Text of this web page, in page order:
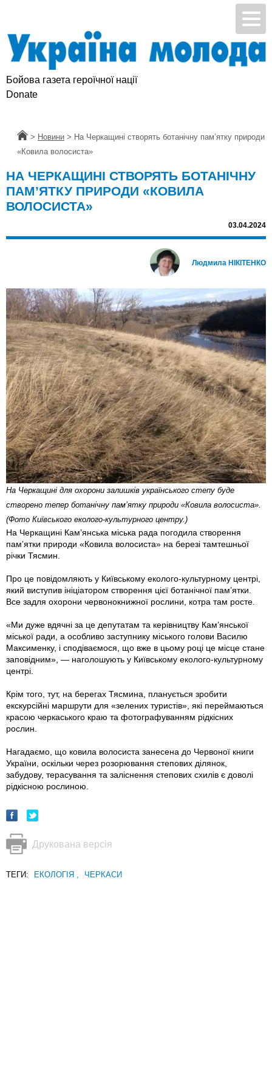
Бойова газета героїчної нації
Donate
Головна
> Новини > На Черкащині створять ботанічну пам’ятку природи
«Ковила волосиста»
НА ЧЕРКАЩИНІ СТВОРЯТЬ БОТАНІЧНУ
ПАМ’ЯТКУ ПРИРОДИ «КОВИЛА
ВОЛОСИСТА»
03.04.2024
Людмила НІКІТЕНКО
На Черкащині для охорони залишків українського степу буде
створено тепер ботанічну пам’ятку природи «Ковила волосиста».
(Фото Київського еколого-культурного центру.)
На Черкащині Кам’янська міська рада погодила створення
пам’ятки природи «Ковила волосиста» на березі тамтешньої
річки Тясмин.
Про це повідомляють у Київському еколого-культурному центрі,
який виступив ініціатором створення цієї ботанічної пам’ятки.
Все задля охорони червонокнижної рослини, котра там росте.
«Ми дуже вдячні за це депутатам та керівництву Кам’янської
міської ради, а особливо заступнику міського голови Василю
Максименку, і сподіваємося, що вже в цьому році це місце стане
заповідним», — наголошують у Київському еколого-культурному
центрі.
Крім того, тут, на берегах Тясмина, планується зробити
екскурсійні маршрути для «зелених туристів», які переймаються
красою черкаського краю та фотографуванням рідкісних
рослин.
Нагадаємо, що ковила волосиста занесена до Червоної книги
України, оскільки через розорювання степових ділянок,
забудову, терасування та заліснення степових схилів є доволі
рідкісною рослиною.
Друкована версія
ТЕГИ: ЕКОЛОГІЯ , ЧЕРКАСИ